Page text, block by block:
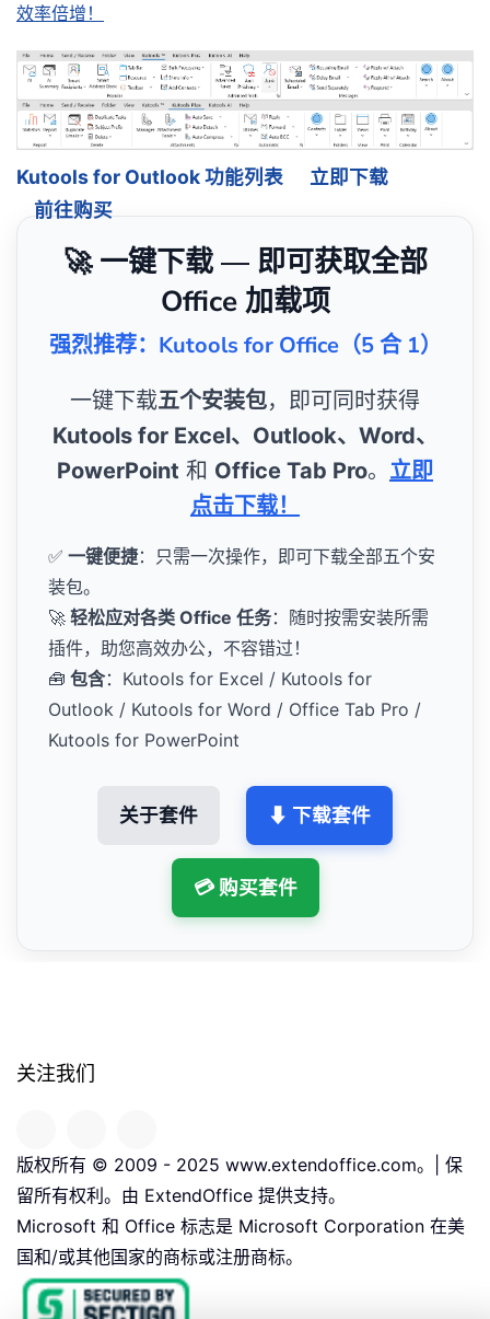
效率倍增！
Kutools for Outlook 功能列表
立即下载
前往购买
🚀 一键下载 — 即可获取全部
Office 加载项
强烈推荐：Kutools for Office（5 合 1）
一键下载五个安装包，即可同时获得
Kutools for Excel、Outlook、Word、
PowerPoint 和 Office Tab Pro。 立即
点击下载！
✅ 一键便捷：只需一次操作，即可下载全部五个安
装包。
🚀 轻松应对各类 Office 任务：随时按需安装所需
插件，助您高效办公，不容错过！
🧰 包含：Kutools for Excel / Kutools for
Outlook / Kutools for Word / Office Tab Pro /
Kutools for PowerPoint
关于套件 ⬇ 下载套件
💳 购买套件
关注我们
版权所有 © 2009 - 2025 www.extendoffice.com。| 保
留所有权利。由 ExtendOffice 提供支持。
Microsoft 和 Office 标志是 Microsoft Corporation 在美
国和/或其他国家的商标或注册商标。